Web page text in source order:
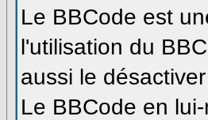
Le BBCode est
l'utilisation du
aussi le
Le BBCode en